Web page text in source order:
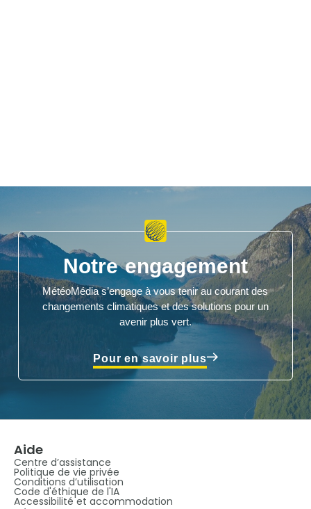
Notre engagement
MétéoMédia s’engage à vous tenir au courant des
changements climatiques et des solutions pour un
avenir plus vert.
Pour en savoir plus
Aide
Centre d’assistance
Politique de vie privée
Conditions d’utilisation
Code d'éthique de l'IA
Accessibilité et accommodation